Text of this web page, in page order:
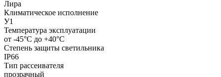
Лира
Климатическое исполнение
У1
Температура эксплуатации
от -45°С до +40°С
Степень защиты светильника
IP66
Тип рассеивателя
прозрачный